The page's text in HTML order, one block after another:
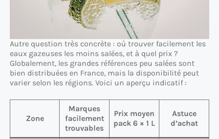
Autre question très concrète : où trouver facilement les
eaux gazeuses les moins salées, et à quel prix ?
Globalement, les grandes références peu salées sont
bien distribuées en France, mais la disponibilité peut
varier selon les régions. Voici un aperçu indicatif :
Zone
Marques
facilement
trouvables
Prix moyen
pack 6 × 1 L
Astuce
d’achat